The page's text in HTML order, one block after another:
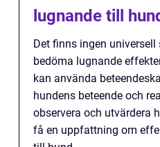
lugnande till
Det finns ingen
bedöma lugnande
kan använda
hundens beteende och
observera och utvärdera
få en uppfattning om